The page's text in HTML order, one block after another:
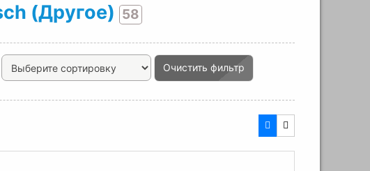
(Другое) 58
Очистить фильтр